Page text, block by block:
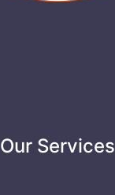
Our Services